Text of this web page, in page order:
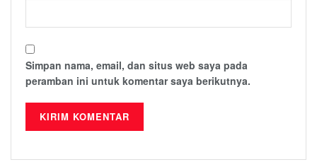
Simpan nama, email, dan situs web saya pada
peramban ini untuk komentar saya berikutnya.